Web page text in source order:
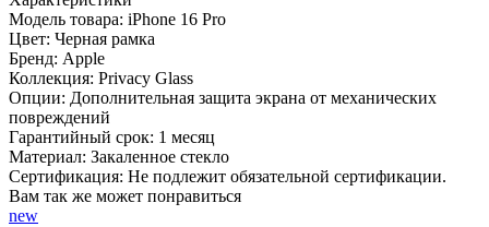
Модель товара: iPhone 16 Pro
Цвет: Черная рамка
Бренд: Apple
Коллекция: Privacy Glass
Опции: Дополнительная защита экрана от механических
повреждений
Гарантийный срок: 1 месяц
Материал: Закаленное стекло
Сертификация: Не подлежит обязательной сертификации.
Вам так же может понравиться
new